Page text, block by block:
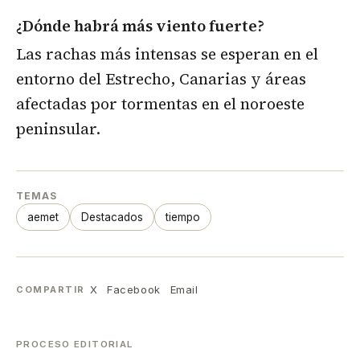
¿Dónde habrá más viento fuerte?
Las rachas más intensas se esperan en el
entorno del Estrecho, Canarias y áreas
afectadas por tormentas en el noroeste
peninsular.
TEMAS
aemet Destacados tiempo
COMPARTIR X Facebook Email
PROCESO EDITORIAL